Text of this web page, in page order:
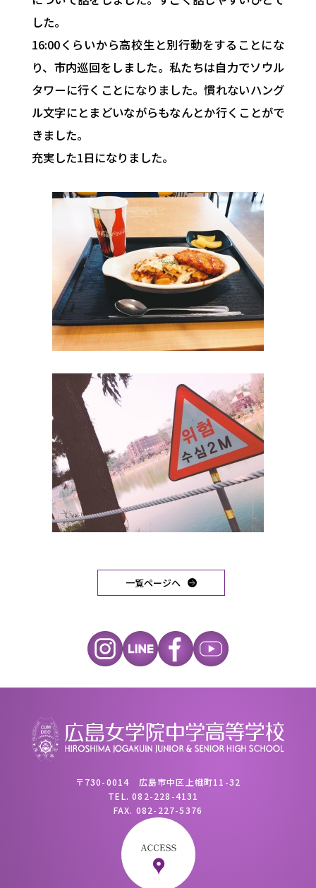
した。
16:00くらいから高校生と別行動をすることにな
り、市内巡回をしました。私たちは自力でソウル
タワーに行くことになりました。慣れないハング
ル文字にとまどいながらもなんとか行くことがで
きました。
充実した1日になりました。
一覧ページへ
〒730-0014 広島市中区上幟町11-32
TEL.082-228-4131
FAX. 082-227-5376